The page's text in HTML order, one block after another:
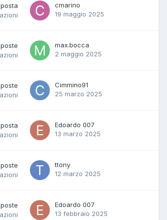
cmarino
19 maggio 2025
max.bocca
2 maggio 2025
Cimmino91
25 marzo 2025
Edoardo 007
13 marzo 2025
ttony
12 marzo 2025
Edoardo 007
13 febbraio 2025